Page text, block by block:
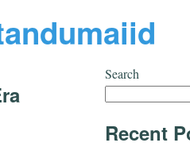
Search
Recent